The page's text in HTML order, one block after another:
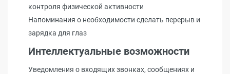
контроля физической активности
Напоминания о необходимости сделать перерыв и
зарядка для глаз
Интеллектуальные возможности
Уведомления о входящих звонках, сообщениях и